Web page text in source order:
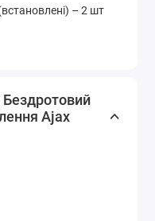
– 2 шт
Бездротовий
Ajax